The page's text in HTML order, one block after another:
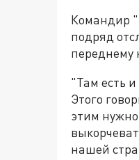
Командир
подряд
переднему
"Там есть
Этого
этим
нашей